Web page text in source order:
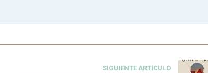
SIGUIENTE ARTÍCULO